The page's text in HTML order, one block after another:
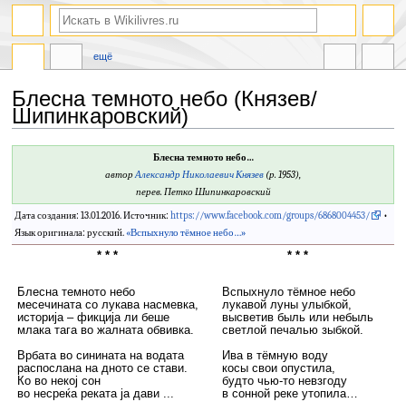
Блесна темното небо (Князев/
Шипинкаровский)
Блесна темното небо…
авторАлександр Николаевич Князев (р. 1953),
перев. Петко Шипинкаровский
Дата создания: 13.01.2016. Источник: https://www.facebook.com/groups/6868004453/
•
Язык оригинала: русский.«Вспыхнуло тёмное небо…»
* * *
Блесна темното небо
месечината со лукава насмевка,
историја – фикција ли беше
млака тага во жалната обвивка.
Врбата во синината на водата
распослана на дното се стави.
Ко во некој сон
во несреќа реката ја дави ...
* * *
Вспыхнуло тёмное небо
лукавой луны улыбкой,
высветив быль или небыль
светлой печалью зыбкой.
Ива в тёмную воду
косы свои опустила,
будто чью-то невзгоду
в сонной реке утопила…
ещё